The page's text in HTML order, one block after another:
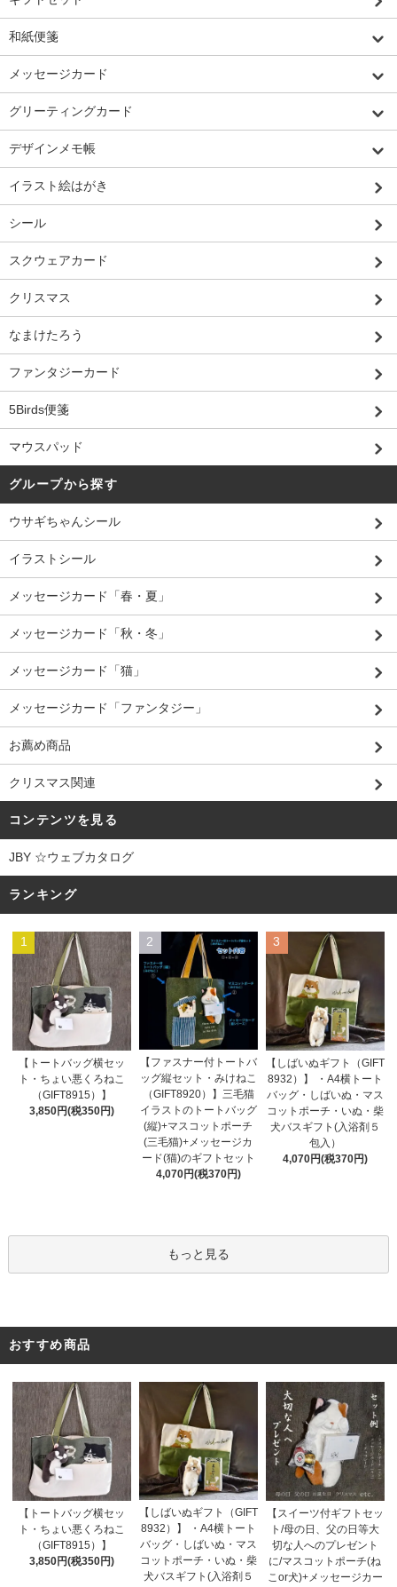
和紙便箋
メッセージカード
グリーティングカード
デザインメモ帳
イラスト絵はがき
シール
スクウェアカード
クリスマス
なまけたろう
ファンタジーカード
5Birds便箋
マウスパッド
グループから探す
ウサギちゃんシール
イラストシール
メッセージカード「春・夏」
メッセージカード「秋・冬」
メッセージカード「猫」
メッセージカード「ファンタジー」
お薦め商品
クリスマス関連
コンテンツを見る
JBY ☆ウェブカタログ
ランキング
1
【トートバッグ横セッ
ト・ちょい悪くろねこ
（GIFT8915）】
3,850円(税350円)
2
【ファスナー付トートバ
ッグ縦セット・みけねこ
（GIFT8920）】三毛猫
イラストのトートバッグ
(縦)+マスコットポーチ
(三毛猫)+メッセージカ
ード(猫)のギフトセット
4,070円(税370円)
3
【しばいぬギフト（GIFT
8932）】 ・A4横トート
バッグ・しばいぬ・マス
コットポーチ・いぬ・柴
犬バスギフト(入浴剤５
包入）
4,070円(税370円)
もっと見る
おすすめ商品
【トートバッグ横セッ
ト・ちょい悪くろねこ
（GIFT8915）】
3,850円(税350円)
【しばいぬギフト（GIFT
8932）】 ・A4横トート
バッグ・しばいぬ・マス
コットポーチ・いぬ・柴
犬バスギフト(入浴剤５
【スイーツ付ギフトセッ
ト/母の日、父の日等大
切な人へのプレゼント
に/マスコットポーチ(ね
こor犬)+メッセージカー